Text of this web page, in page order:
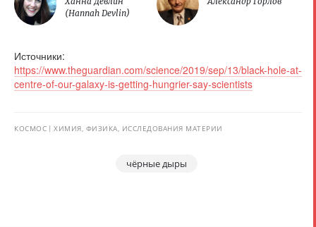
(Hannah Devlin)
Источники:
https://www.theguardian.com/science/2019/sep/13/black-hole-at-
centre-of-our-galaxy-is-getting-hungrier-say-scientists
КОСМОС ХИМИЯ, ФИЗИКА, ИССЛЕДОВАНИЯ МАТЕРИИ
чёрные дыры